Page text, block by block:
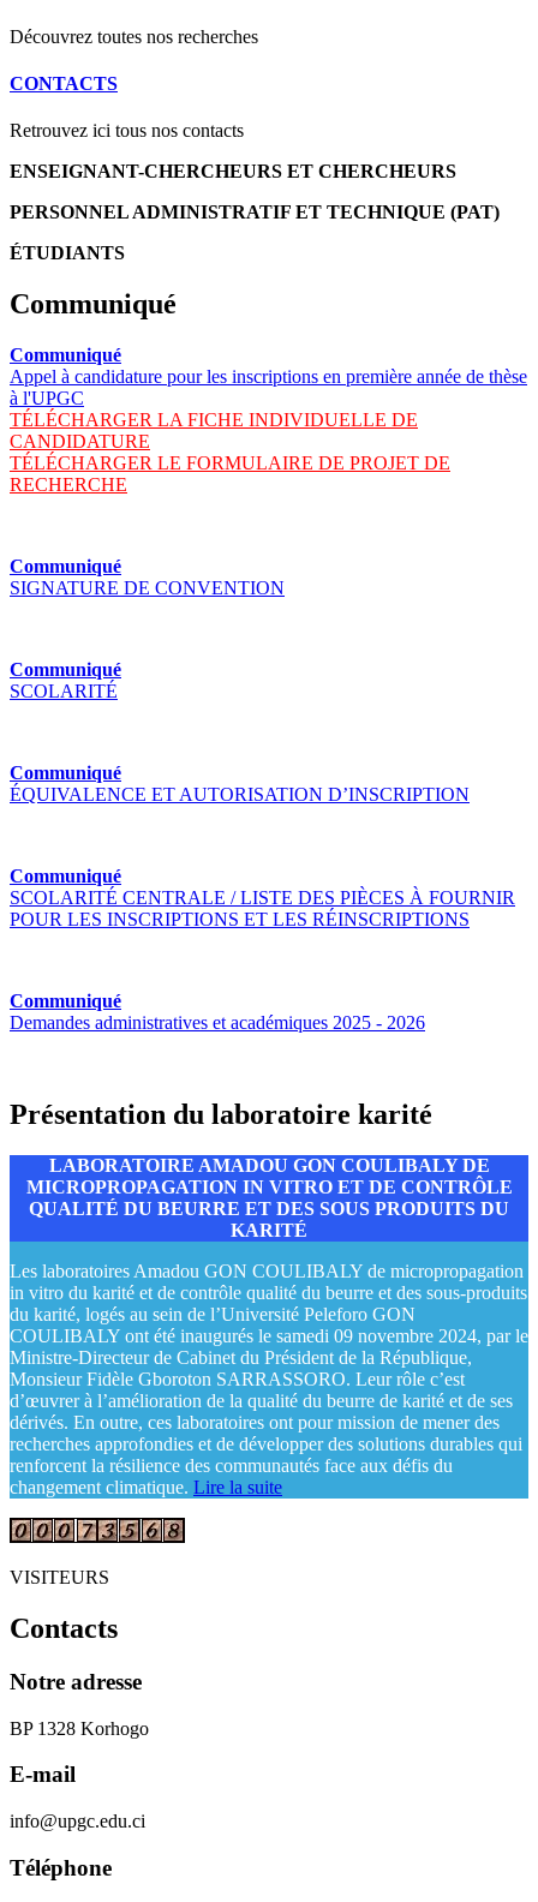
Découvrez toutes nos recherches
CONTACTS
Retrouvez ici tous nos contacts
ENSEIGNANT-CHERCHEURS ET CHERCHEURS
PERSONNEL ADMINISTRATIF ET TECHNIQUE (PAT)
ÉTUDIANTS
Communiqué
Communiqué
Appel à candidature pour les inscriptions en première année de thèse
à l'UPGC
TÉLÉCHARGER LA FICHE INDIVIDUELLE DE
CANDIDATURE
TÉLÉCHARGER LE FORMULAIRE DE PROJET DE
RECHERCHE
Communiqué
SIGNATURE DE CONVENTION
Communiqué
SCOLARITÉ
Communiqué
ÉQUIVALENCE ET AUTORISATION D’INSCRIPTION
Communiqué
SCOLARITÉ CENTRALE / LISTE DES PIÈCES À FOURNIR
POUR LES INSCRIPTIONS ET LES RÉINSCRIPTIONS
Communiqué
Demandes administratives et académiques 2025 - 2026
Présentation du laboratoire karité
LABORATOIRE AMADOU GON COULIBALY DE
MICROPROPAGATION IN VITRO ET DE CONTRÔLE
QUALITÉ DU BEURRE ET DES SOUS PRODUITS DU
KARITÉ
Les laboratoires Amadou GON COULIBALY de micropropagation
in vitro du karité et de contrôle qualité du beurre et des sous-produits
du karité, logés au sein de l’Université Peleforo GON
COULIBALY ont été inaugurés le samedi 09 novembre 2024, par le
Ministre-Directeur de Cabinet du Président de la République,
Monsieur Fidèle Gboroton SARRASSORO. Leur rôle c’est
d’œuvrer à l’amélioration de la qualité du beurre de karité et de ses
dérivés. En outre, ces laboratoires ont pour mission de mener des
recherches approfondies et de développer des solutions durables qui
renforcent la résilience des communautés face aux défis du
changement climatique. Lire la suite
VISITEURS
Contacts
Notre adresse
BP 1328 Korhogo
E-mail
info@upgc.edu.ci
Téléphone